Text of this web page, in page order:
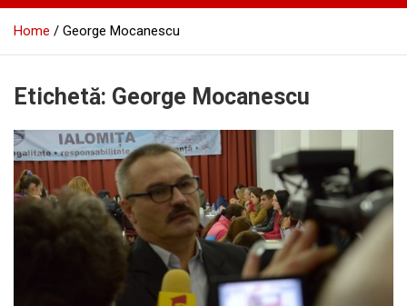
Home George Mocanescu
Etichetă: George Mocanescu